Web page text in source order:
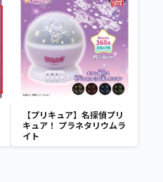
【プリキュア】名探偵プリ
キュア！ プラネタリウムラ
イト